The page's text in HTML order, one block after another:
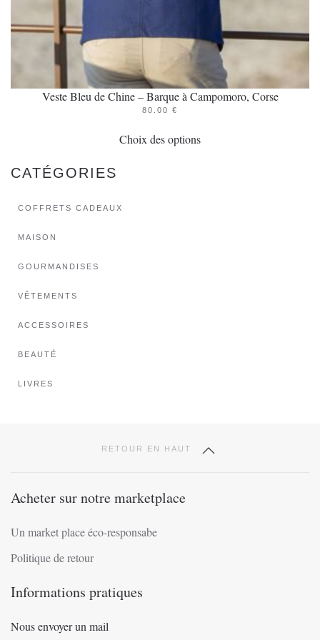
Veste Bleu de Chine – Barque à Campomoro, Corse
80.00 €
Choix des optionsproduit
CATÉGORIES
COFFRETS CADEAUX
MAISON
GOURMANDISES
VÊTEMENTS
ACCESSOIRES
BEAUTÉ
LIVRES
RETOUR EN HAUT
Acheter sur notre marketplace
Un market place éco-responsabe
Politique de retour
Informations pratiques
Nous envoyer un mail